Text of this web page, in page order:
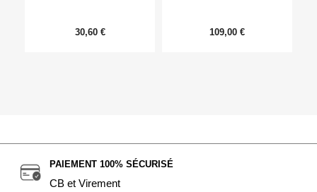
30,60 € 109,00 €
PAIEMENT 100% SÉCURISÉ
CB et Virement